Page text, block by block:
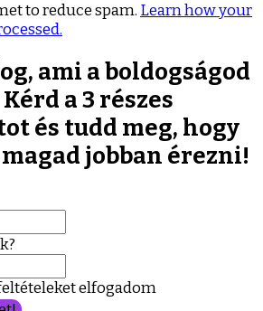
to reduce spam. Learn how your
ami a boldogságod
a 3 részes
és tudd meg, hogy
jobban érezni!
elfogadom